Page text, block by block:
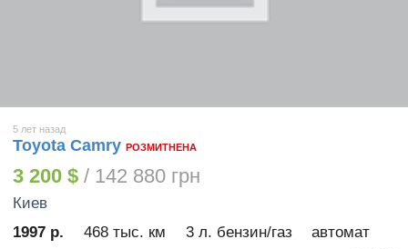
5 лет назад
Toyota Camry РОЗМИТНЕНА
3 200 $ / 142 880 грн
Киев
1997 р.
468 тыс. км 3 л. бензин/газ автомат